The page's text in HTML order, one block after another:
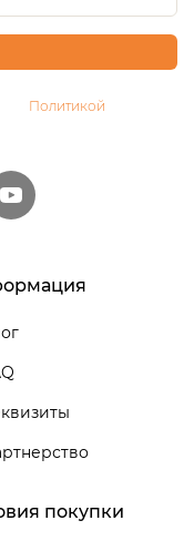
Политикой
покупки